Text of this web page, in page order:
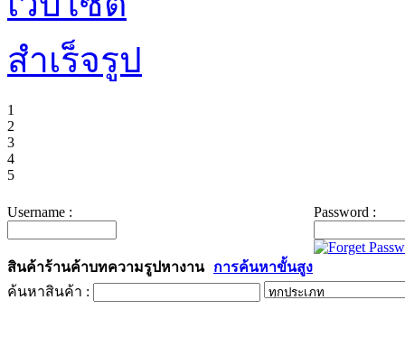
1
2
3
4
5
Username : Password :
สินค้าร้านค้าบทความรูปหางาน
การค้นหาขั้นสูง
ค้นหาสินค้า :